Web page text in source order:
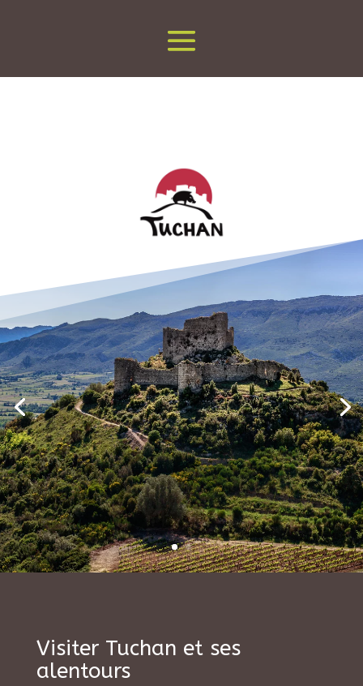
Visiter Tuchan et ses
alentours